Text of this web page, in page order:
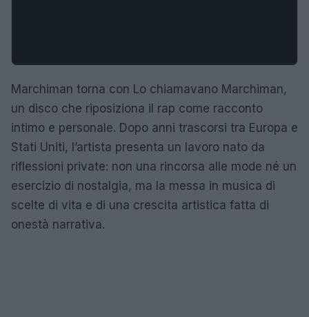
Marchiman torna con Lo chiamavano Marchiman,
un disco che riposiziona il rap come racconto
intimo e personale. Dopo anni trascorsi tra Europa e
Stati Uniti, l’artista presenta un lavoro nato da
riflessioni private: non una rincorsa alle mode né un
esercizio di nostalgia, ma la messa in musica di
scelte di vita e di una crescita artistica fatta di
onestà narrativa.